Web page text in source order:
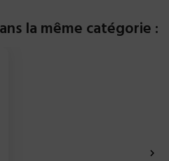
la même catégorie :
